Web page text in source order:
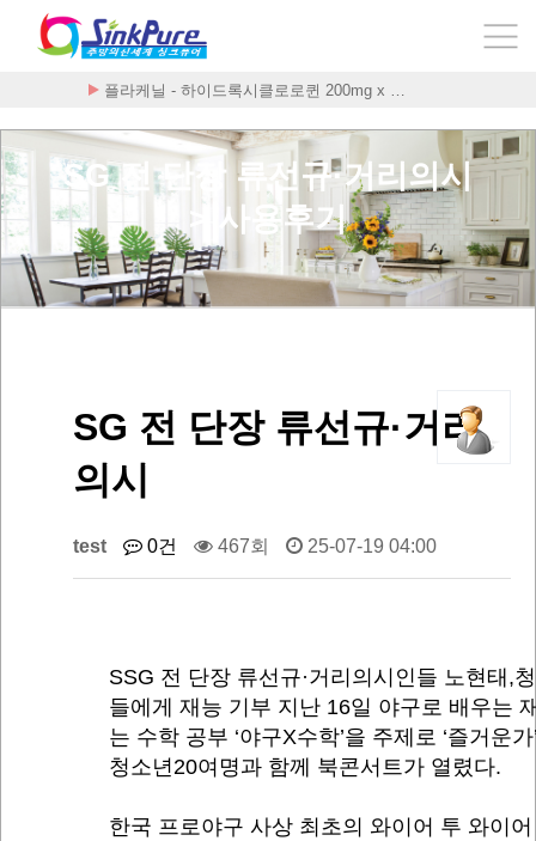
플라케닐 - 하이드록시클로로퀸 200mg x …
SG 전 단장 류선규·거리의시
> 사용후기
SG 전 단장 류선규·거리
의시
test 0건 467회 25-07-19 04:00
SSG 전 단장 류선규·거리의시인들 노현태,
들에게 재능 기부 지난 16일 야구로 배우는
는 수학 공부 ‘야구X수학’을 주제로 ‘즐거운가
청소년20여명과 함께 북콘서트가 열렸다.
한국 프로야구 사상 최초의 와이어 투 와이